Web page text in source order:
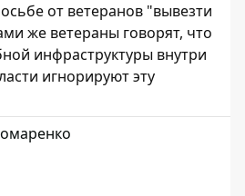
от ветеранов "вывезти
же ветераны говорят, что
инфраструктуры внутри
игнорируют эту